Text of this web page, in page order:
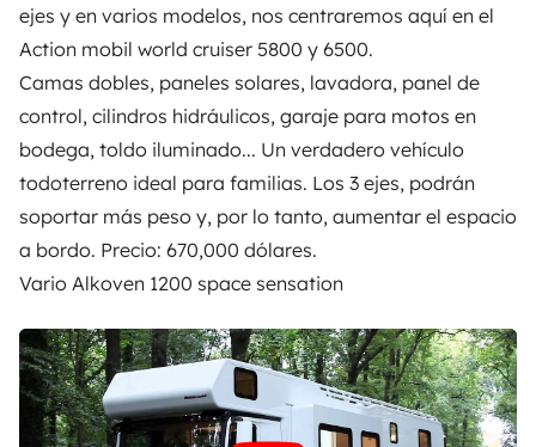
ejes y en varios modelos, nos centraremos aquí en el
Action mobil world cruiser 5800 y 6500.
Camas dobles, paneles solares, lavadora, panel de
control, cilindros hidráulicos, garaje para motos en
bodega, toldo iluminado... Un verdadero vehículo
todoterreno ideal para familias. Los 3 ejes, podrán
soportar más peso y, por lo tanto, aumentar el espacio
a bordo. Precio: 670,000 dólares.
Vario Alkoven 1200 space sensation